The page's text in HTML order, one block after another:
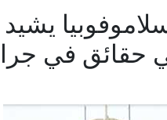
حقائق في